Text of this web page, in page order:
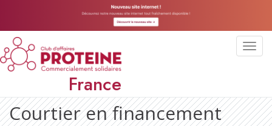
France
Courtier en financement